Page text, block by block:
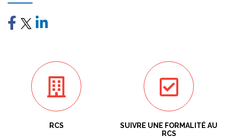
RCS
SUIVRE UNE FORMALITÉ AU
RCS